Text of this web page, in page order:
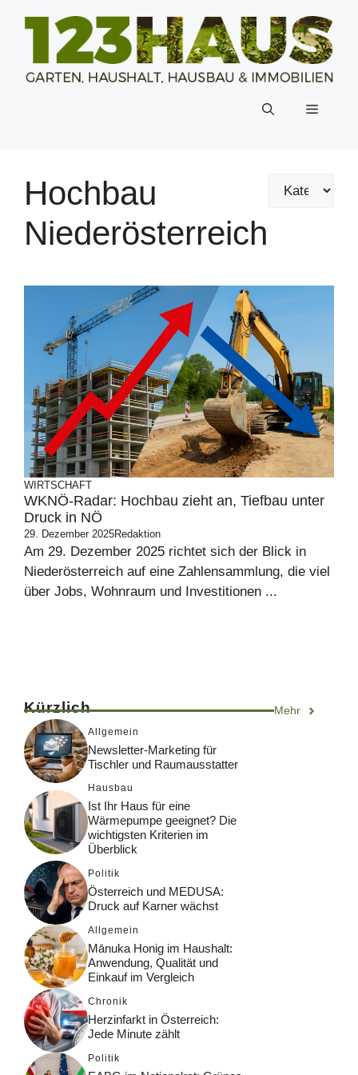
Inhalt
Menü
Hochbau
Niederösterreich
WIRTSCHAFT
WKNÖ-Radar: Hochbau zieht an, Tiefbau unter
Druck in NÖ
29. Dezember 2025Redaktion
Am 29. Dezember 2025 richtet sich der Blick in
Niederösterreich auf eine Zahlensammlung, die viel
über Jobs, Wohnraum und Investitionen ...
Kürzlich Mehr
Allgemein
Newsletter-Marketing für
Tischler und Raumausstatter
Hausbau
Ist Ihr Haus für eine
Wärmepumpe geeignet? Die
wichtigsten Kriterien im
Überblick
Politik
Österreich und MEDUSA:
Druck auf Karner wächst
Allgemein
Mānuka Honig im Haushalt:
Anwendung, Qualität und
Einkauf im Vergleich
Chronik
Herzinfarkt in Österreich:
Jede Minute zählt
Politik